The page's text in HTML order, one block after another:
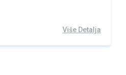
Više Detalja